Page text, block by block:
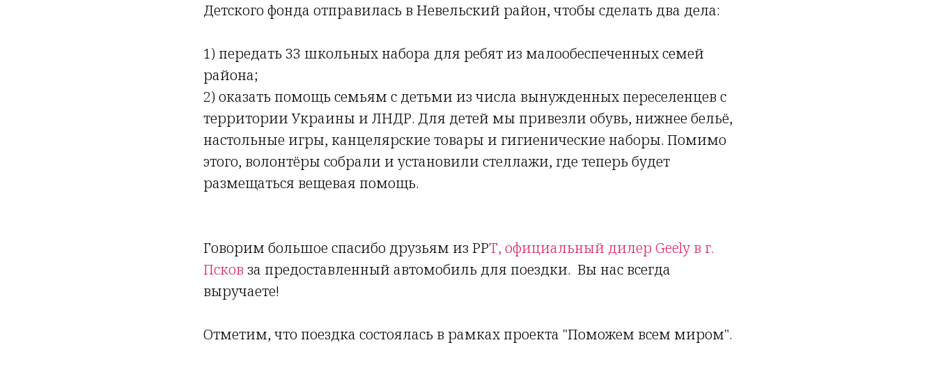
Детского фонда отправилась в Невельский район, чтобы сделать два дела:
1) передать 33 школьных набора для ребят из малообеспеченных семей
района;
2) оказать помощь семьям с детьми из числа вынужденных переселенцев с
территории Украины и ЛНДР. Для детей мы привезли обувь, нижнее бельё,
настольные игры, канцелярские товары и гигиенические наборы. Помимо
этого, волонтёры собрали и установили стеллажи, где теперь будет
размещаться вещевая помощь.
Говорим большое спасибо друзьям из РРТ, официальный дилер Geely в г.
Псков за предоставленный автомобиль для поездки. Вы нас всегда
выручаете!
Отметим, что поездка состоялась в рамках проекта "Поможем всем миром".